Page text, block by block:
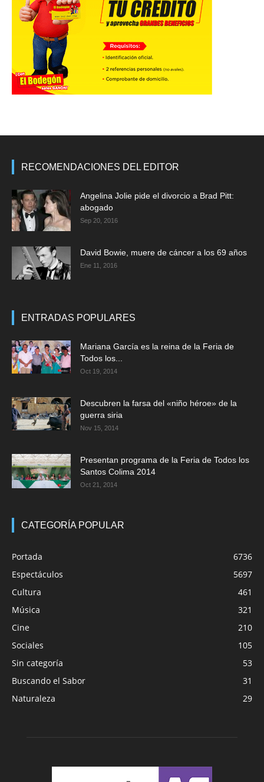
RECOMENDACIONES DEL EDITOR
Angelina Jolie pide el divorcio a Brad Pitt:
abogado
Sep 20, 2016
David Bowie, muere de cáncer a los 69 años
Ene 11, 2016
ENTRADAS POPULARES
Mariana García es la reina de la Feria de
Todos los...
Oct 19, 2014
Descubren la farsa del «niño héroe» de la
guerra siria
Nov 15, 2014
Presentan programa de la Feria de Todos los
Santos Colima 2014
Oct 21, 2014
CATEGORÍA POPULAR
Portada
6736
Espectáculos
5697
Cultura
461
Música
321
Cine
210
Sociales
105
Sin categoría
53
Buscando el Sabor
31
Naturaleza
29